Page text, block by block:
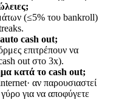
(≤5% του bankroll)
cash out;
επιτρέπουν να
out στο 3x).
κατά το cash out;
αν παρουσιαστεί
για να αποφύγετε